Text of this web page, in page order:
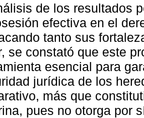
de los resultados
efectiva en el
tanto sus
se constató que este
esencial para
jurídica de los
más que
pues no otorga por